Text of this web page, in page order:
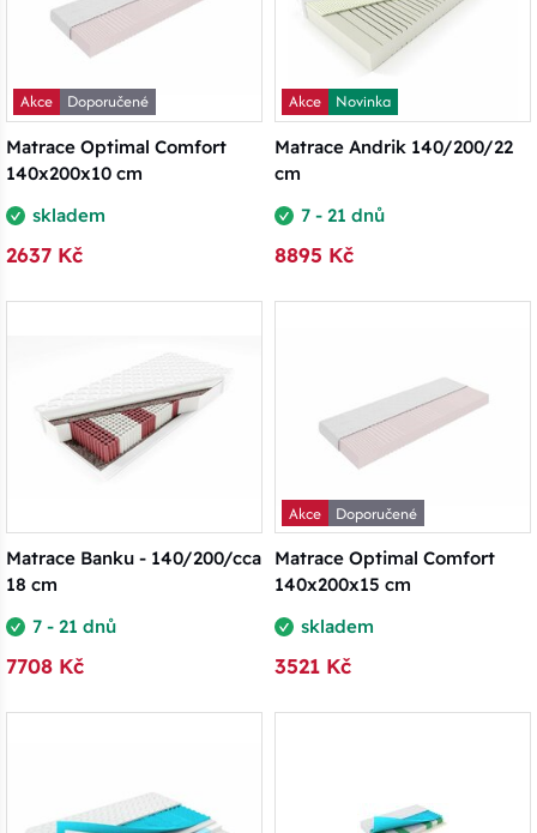
Akce
Doporučené
Matrace Optimal Comfort
140x200x10 cm
skladem
2637 Kč
Akce
Novinka
Matrace Andrik 140/200/22
cm
7 - 21 dnů
8895 Kč
Matrace Banku - 140/200/cca
18 cm
7 - 21 dnů
7708 Kč
Akce
Doporučené
Matrace Optimal Comfort
140x200x15 cm
skladem
3521 Kč